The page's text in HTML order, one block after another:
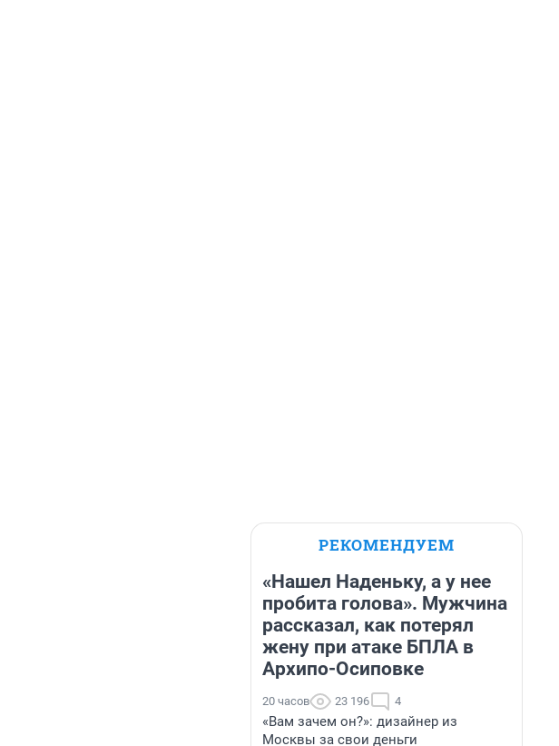
РЕКОМЕНДУЕМ
«Нашел Наденьку, а у нее
пробита голова». Мужчина
рассказал, как потерял
жену при атаке БПЛА в
Архипо-Осиповке
20 часов 23 196 4
«Вам зачем он?»: дизайнер из
Москвы за свои деньги